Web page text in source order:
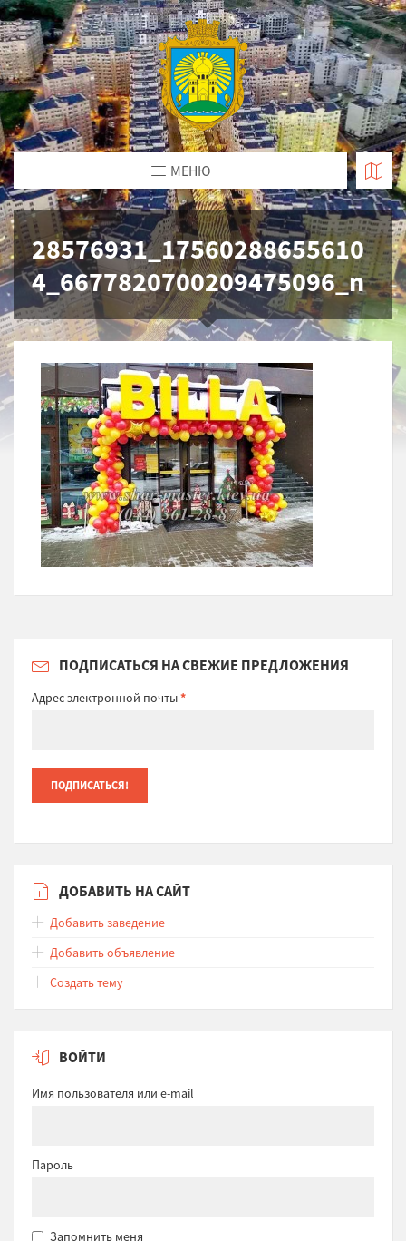
МЕНЮ
28576931_17560288655610
4_6677820700209475096_n
ПОДПИСАТЬСЯ НА СВЕЖИЕ ПРЕДЛОЖЕНИЯ
Адрес электронной почты*
ДОБАВИТЬ НА САЙТ
Добавить заведение
Добавить объявление
Создать тему
ВОЙТИ
Имя пользователя или e-mail
Пароль
Запомнить меня